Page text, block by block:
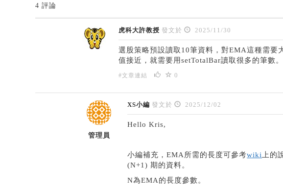
4 評論
虎科大許教授 發文於 2025/11/30
選股策略預設讀取10筆資料，對EMA這種需要
值接近，就需要用setTotalBar讀取很多的筆數。
#文章連結 0
管理員
XS小編 發文於 2025/12/02
Hello Kris,
小編補充，EMA所需的長度可參考wiki
上的
(N+1) 期的資料。
N為EMA的長度參數。